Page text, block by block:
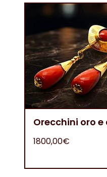
Orecchini oro
1800,00€